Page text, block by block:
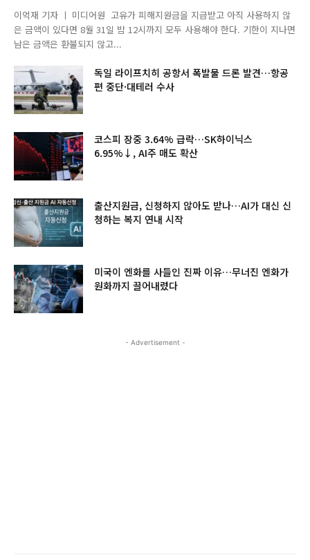
이억재 기자 ㅣ 미디어원 고유가 피해지원금을 지급받고 아직 사용하지 않
은 금액이 있다면 8월 31일 밤 12시까지 모두 사용해야 한다. 기한이 지나면
남은 금액은 환불되지 않고...
독일 라이프치히 공항서 폭발물 드론 발견…항공
편 중단·대테러 수사
코스피 장중 3.64% 급락…SK하이닉스
6.95%↓, AI주 매도 확산
출산지원금, 신청하지 않아도 받나…AI가 대신 신
청하는 복지 연내 시작
미국이 엔화를 사들인 진짜 이유…무너진 엔화가
원화까지 끌어내렸다
- Advertisement -